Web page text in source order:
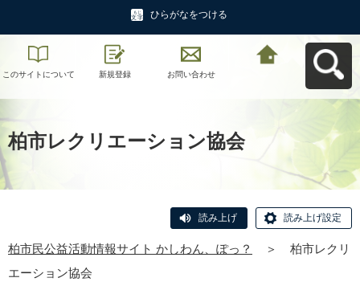
ひらがなをつける
このサイトについて 新規登録 お問い合わせ
柏市レクリエーション協会
読み上げ 読み上げ設定
柏市民公益活動情報サイト かしわん、ぽっ？ ＞
柏市レクリ
エーション協会